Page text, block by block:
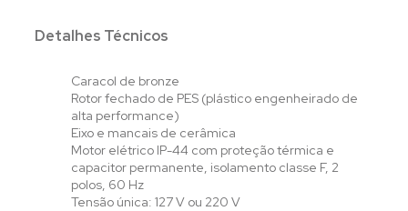
Detalhes Técnicos
Caracol de bronze
Rotor fechado de PES (plástico engenheirado de
alta performance)
Eixo e mancais de cerâmica
Motor elétrico IP-44 com proteção térmica e
capacitor permanente, isolamento classe F, 2
polos, 60 Hz
Tensão única: 127 V ou 220 V